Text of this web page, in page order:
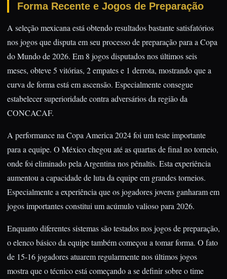
Forma Recente e Jogos de Preparação
A seleção mexicana está obtendo resultados bastante satisfatórios
nos jogos que disputa em seu processo de preparação para a Copa
do Mundo de 2026. Em 8 jogos disputados nos últimos seis
meses, obteve 5 vitórias, 2 empates e 1 derrota, mostrando que a
curva de forma está em ascensão. Especialmente consegue
estabelecer superioridade contra adversários da região da
CONCACAF.
A performance na Copa America 2024 foi um teste importante
para a equipe. O México chegou até as quartas de final no torneio,
onde foi eliminado pela Argentina nos pênaltis. Esta experiência
aumentou a capacidade de luta da equipe em grandes torneios.
Especialmente a experiência que os jogadores jovens ganharam em
jogos importantes constitui um acúmulo valioso para 2026.
Enquanto diferentes sistemas são testados nos jogos de preparação,
o elenco básico da equipe também começou a tomar forma. O fato
de 15-16 jogadores atuarem regularmente nos últimos jogos
mostra que o técnico está começando a se definir sobre o time